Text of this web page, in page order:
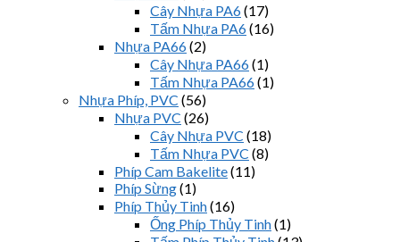
Cây Nhựa PA6(17)
Tấm Nhựa PA6(16)
Nhựa PA66(2)
Cây Nhựa PA66(1)
Tấm Nhựa PA66(1)
Nhựa Phíp, PVC (56)
Nhựa PVC (26)
Cây Nhựa PVC (18)
Tấm Nhựa PVC (8)
Phíp Cam Bakelite(11)
Phíp Sừng(1)
Phíp Thủy Tinh(16)
Ống Phíp Thủy Tinh(1)